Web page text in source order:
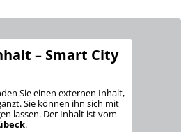
– Smart City
Sie einen externen Inhalt,
Sie können ihn sich mit
lassen. Der Inhalt ist vom
.